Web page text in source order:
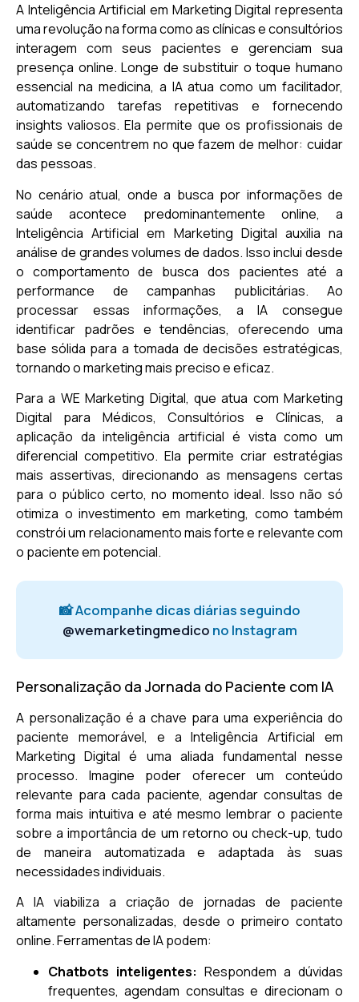
A Inteligência Artificial em Marketing Digital representa
uma revolução na forma como as clínicas e consultórios
interagem com seus pacientes e gerenciam sua
presença online. Longe de substituir o toque humano
essencial na medicina, a IA atua como um facilitador,
automatizando tarefas repetitivas e fornecendo
insights valiosos. Ela permite que os profissionais de
saúde se concentrem no que fazem de melhor: cuidar
das pessoas.
No cenário atual, onde a busca por informações de
saúde acontece predominantemente online, a
Inteligência Artificial em Marketing Digital auxilia na
análise de grandes volumes de dados. Isso inclui desde
o comportamento de busca dos pacientes até a
performance de campanhas publicitárias. Ao
processar essas informações, a IA consegue
identificar padrões e tendências, oferecendo uma
base sólida para a tomada de decisões estratégicas,
tornando o marketing mais preciso e eficaz.
Para a WE Marketing Digital, que atua com Marketing
Digital para Médicos, Consultórios e Clínicas, a
aplicação da inteligência artificial é vista como um
diferencial competitivo. Ela permite criar estratégias
mais assertivas, direcionando as mensagens certas
para o público certo, no momento ideal. Isso não só
otimiza o investimento em marketing, como também
constrói um relacionamento mais forte e relevante com
o paciente em potencial.
📸 Acompanhe dicas diárias seguindo
@wemarketingmedico no Instagram
Personalização da Jornada do Paciente com IA
A personalização é a chave para uma experiência do
paciente memorável, e a Inteligência Artificial em
Marketing Digital é uma aliada fundamental nesse
processo. Imagine poder oferecer um conteúdo
relevante para cada paciente, agendar consultas de
forma mais intuitiva e até mesmo lembrar o paciente
sobre a importância de um retorno ou check-up, tudo
de maneira automatizada e adaptada às suas
necessidades individuais.
A IA viabiliza a criação de jornadas de paciente
altamente personalizadas, desde o primeiro contato
online. Ferramentas de IA podem:
Chatbots inteligentes: Respondem a dúvidas
frequentes, agendam consultas e direcionam o